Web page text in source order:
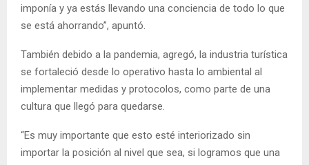
imponía y ya estás llevando una conciencia de todo lo que
se está ahorrando”, apuntó.
También debido a la pandemia, agregó, la industria turística
se fortaleció desde lo operativo hasta lo ambiental al
implementar medidas y protocolos, como parte de una
cultura que llegó para quedarse.
“Es muy importante que esto esté interiorizado sin
importar la posición al nivel que sea, si logramos que una